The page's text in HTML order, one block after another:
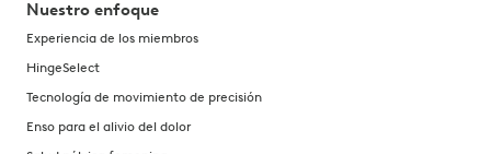
Nuestro enfoque
Experiencia de los miembros
HingeSelect
Tecnología de movimiento de precisión
Enso para el alivio del dolor